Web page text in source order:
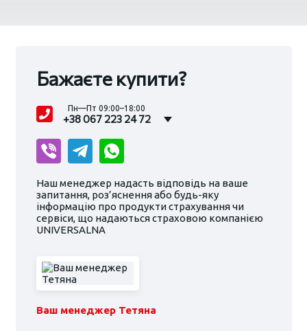
Бажаєте купити?
Пн—Пт 09:00–18:00
+38 067 223 24 72
Наш менеджер надасть відповідь на ваше
запитання, роз’яснення або будь-яку
інформацію про продукти страхування чи
сервіси, що надаються страховою компанією
UNIVERSALNA
Ваш менеджер Тетяна